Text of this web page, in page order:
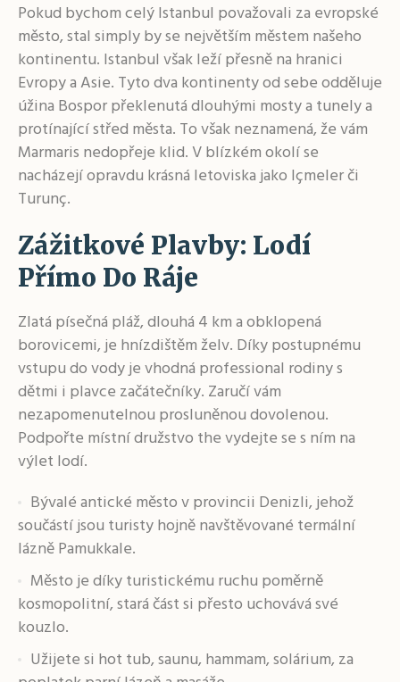
Pokud bychom celý Istanbul považovali za evropské
město, stal simply by se největším městem našeho
kontinentu. Istanbul však leží přesně na hranici
Evropy a Asie. Tyto dva kontinenty od sebe odděluje
úžina Bospor překlenutá dlouhými mosty a tunely a
protínající střed města. To však neznamená, že vám
Marmaris nedopřeje klid. V blízkém okolí se
nacházejí opravdu krásná letoviska jako Içmeler či
Turunç.
Zážitkové Plavby: Lodí
Přímo Do Ráje
Zlatá písečná pláž, dlouhá 4 km a obklopená
borovicemi, je hnízdištěm želv. Díky postupnému
vstupu do vody je vhodná professional rodiny s
dětmi i plavce začátečníky. Zaručí vám
nezapomenutelnou prosluněnou dovolenou.
Podpořte místní družstvo the vydejte se s ním na
výlet lodí.
Bývalé antické město v provincii Denizli, jehož
součástí jsou turisty hojně navštěvované termální
lázně Pamukkale.
Město je díky turistickému ruchu poměrně
kosmopolitní, stará část si přesto uchovává své
kouzlo.
Užijete si hot tub, saunu, hammam, solárium, za